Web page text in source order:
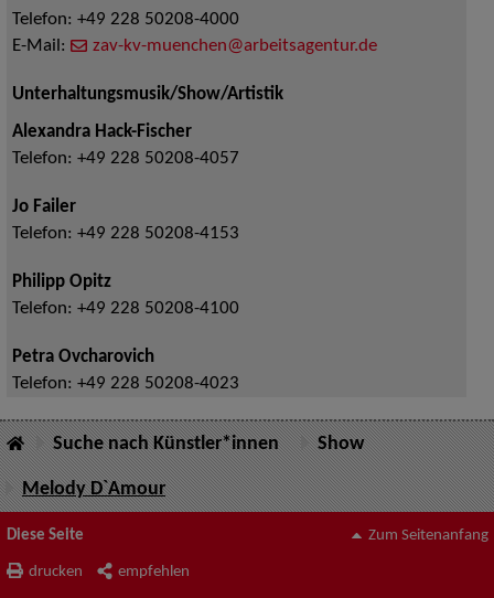
Telefon: +49 228 50208-4000
E-Mail:
zav-kv-muenchen@arbeitsagentur.de
Unterhaltungsmusik/Show/Artistik
Alexandra Hack-Fischer
Telefon: +49 228 50208-4057
Jo Failer
Telefon: +49 228 50208-4153
Philipp Opitz
Telefon: +49 228 50208-4100
Petra Ovcharovich
Telefon: +49 228 50208-4023
Suche nach Künstler*innen Show
Melody D`Amour
Diese Seite
drucken empfehlen
Zum Seitenanfang